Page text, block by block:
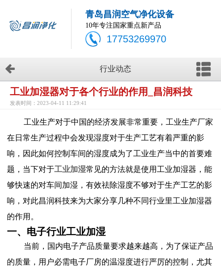
青岛昌润空气净化设备
10年专注国家重点新产品
17753269970
行业动态
工业加湿器对于各个行业的作用_昌润科技
发表时间：2023-04-11 11:29:41
工业生产对于中国的经济发展非常重要，工业生产厂家
在日常生产过程中会发现湿度对于生产工艺有着严重的影
响，因此如何控制车间的湿度成为了工业生产当中的首要难
题，当下对于工业加湿常见的方法就是使用工业加湿器，能
够快速的对车间加湿，有效祛除湿度不够对于生产工艺的影
响，对此昌润科技来为大家分享几种不同行业里工业加湿器
的作用。
一、电子行业工业加湿
当前， 国内电子产品质量要求越来越高，为了保证产品
的质量，用户必需电子厂房的温湿度进行严厉的控制，尤其